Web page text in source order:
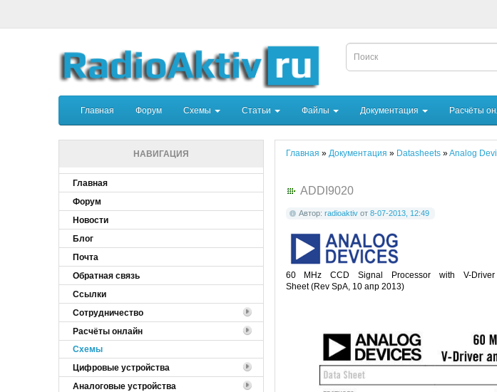
Главная Форум Схемы Статьи Файлы Документация Расчёты
НАВИГАЦИЯ
Главная
Форум
Новости
Блог
Почта
Обратная связь
Ссылки
Сотрудничество
Расчёты онлайн
Cхемы
Цифровые устройства
Аналоговые устройства
Главная » Документация » Datasheets»Analog
ADDI9020
Автор: radioaktivот 8-07-2013, 12:49
60 MHz CCD Signal Processor with V-
Sheet (Rev SpA, 10 апр 2013)